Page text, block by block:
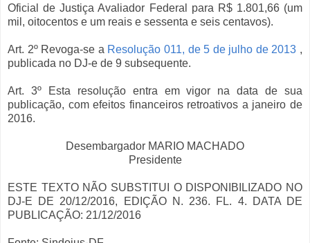
Oficial de Justiça Avaliador Federal para R$ 1.801,66 (um
mil, oitocentos e um reais e sessenta e seis centavos).
Art. 2º Revoga-se a Resolução 011, de 5 de julho de 2013 ,
publicada no DJ-e de 9 subsequente.
Art. 3º Esta resolução entra em vigor na data de sua
publicação, com efeitos financeiros retroativos a janeiro de
2016.
Desembargador MARIO MACHADO
Presidente
ESTE TEXTO NÃO SUBSTITUI O DISPONIBILIZADO NO
DJ-E DE 20/12/2016, EDIÇÃO N. 236. FL. 4. DATA DE
PUBLICAÇÃO: 21/12/2016